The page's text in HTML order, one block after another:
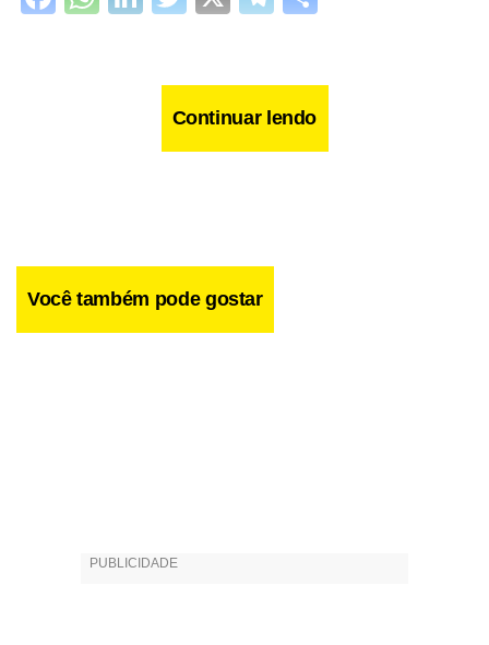
Continuar lendo
Você também pode gostar